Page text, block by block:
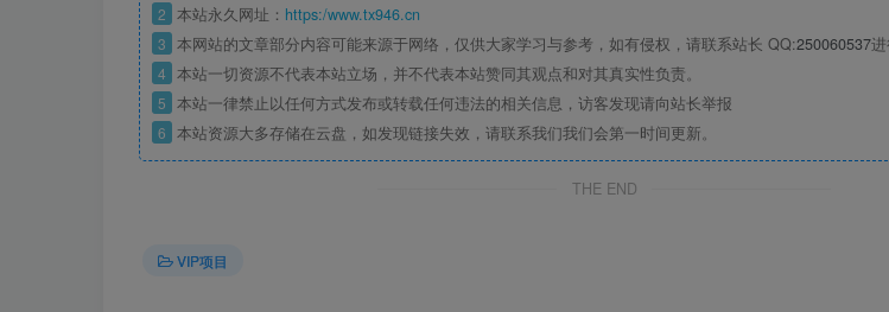
2 本站永久网址： https:/www.tx946.cn
3 本网站的文章部分内容可能来源于网络，仅供大家学习与参考，如有侵权，请联系站长 QQ:250060537进
4 本站一切资源不代表本站立场，并不代表本站赞同其观点和对其真实性负责。
5 本站一律禁止以任何方式发布或转载任何违法的相关信息，访客发现请向站长举报
6 本站资源大多存储在云盘，如发现链接失效，请联系我们我们会第一时间更新。
THE END
VIP项目